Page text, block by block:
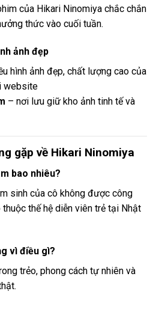
của Hikari Ninomiya chắc chắn
thức vào cuối tuần.
ảnh đẹp
hình ảnh đẹp, chất lượng cao của
website
– nơi lưu giữ kho ảnh tinh tế và
gặp về Hikari Ninomiya
bao nhiêu?
sinh của cô không được công
thế hệ diễn viên trẻ tại Nhật
vì điều gì?
trẻo, phong cách tự nhiên và